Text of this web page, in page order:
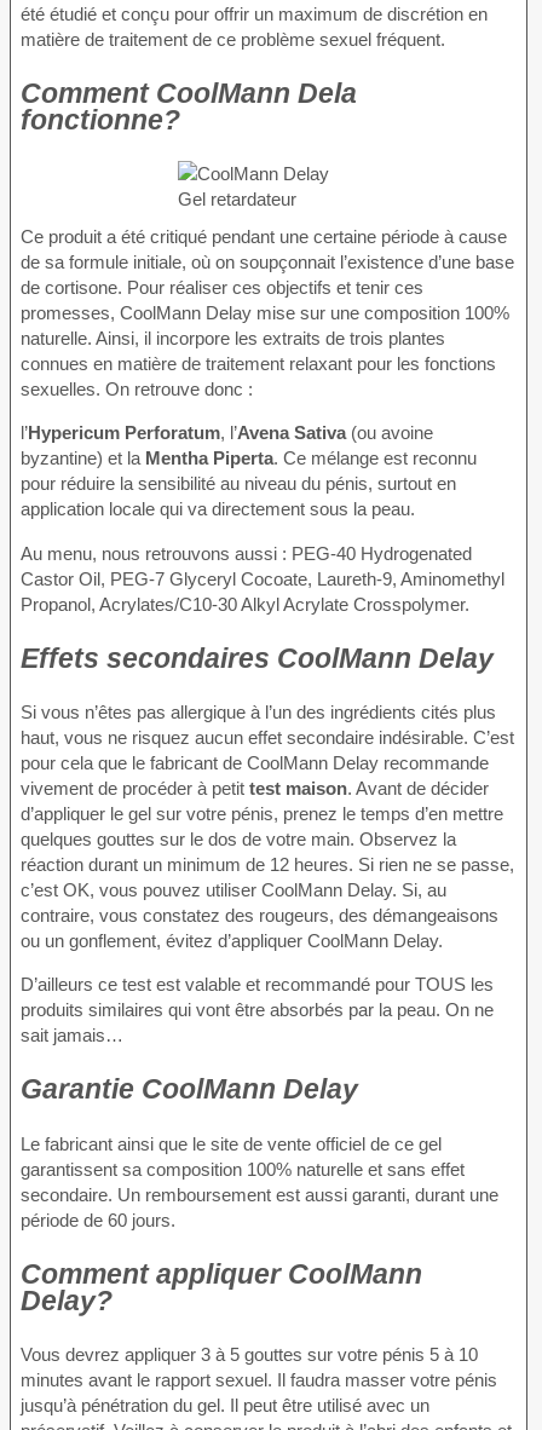
été étudié et conçu pour offrir un maximum de discrétion en
matière de traitement de ce problème sexuel fréquent.
Comment CoolMann Dela
fonctionne?
Ce produit a été critiqué pendant une certaine période à cause
de sa formule initiale, où on soupçonnait l’existence d’une base
de cortisone. Pour réaliser ces objectifs et tenir ces
promesses, CoolMann Delay mise sur une composition 100%
naturelle. Ainsi, il incorpore les extraits de trois plantes
connues en matière de traitement relaxant pour les fonctions
sexuelles. On retrouve donc :
l’Hypericum Perforatum, l’Avena Sativa(ou avoine
byzantine) et la Mentha Piperta. Ce mélange est reconnu
pour réduire la sensibilité au niveau du pénis, surtout en
application locale qui va directement sous la peau.
Au menu, nous retrouvons aussi : PEG-40 Hydrogenated
Castor Oil, PEG-7 Glyceryl Cocoate, Laureth-9, Aminomethyl
Propanol, Acrylates/C10-30 Alkyl Acrylate Crosspolymer.
Effets secondaires CoolMann Delay
Si vous n’êtes pas allergique à l’un des ingrédients cités plus
haut, vous ne risquez aucun effet secondaire indésirable. C’est
pour cela que le fabricant de CoolMann Delay recommande
vivement de procéder à petit test maison. Avant de décider
d’appliquer le gel sur votre pénis, prenez le temps d’en mettre
quelques gouttes sur le dos de votre main. Observez la
réaction durant un minimum de 12 heures. Si rien ne se passe,
c’est OK, vous pouvez utiliser CoolMann Delay. Si, au
contraire, vous constatez des rougeurs, des démangeaisons
ou un gonflement, évitez d’appliquer CoolMann Delay.
D’ailleurs ce test est valable et recommandé pour TOUS les
produits similaires qui vont être absorbés par la peau. On ne
sait jamais…
Garantie CoolMann Delay
Le fabricant ainsi que le site de vente officiel de ce gel
garantissent sa composition 100% naturelle et sans effet
secondaire. Un remboursement est aussi garanti, durant une
période de 60 jours.
Comment appliquer CoolMann
Delay?
Vous devrez appliquer 3 à 5 gouttes sur votre pénis 5 à 10
minutes avant le rapport sexuel. Il faudra masser votre pénis
jusqu’à pénétration du gel. Il peut être utilisé avec un